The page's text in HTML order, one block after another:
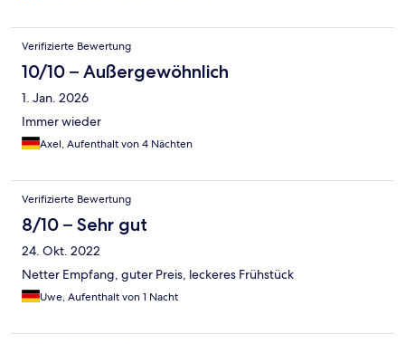
Verifizierte Bewertung
10/10 – Außergewöhnlich
1. Jan. 2026
Immer wieder
Axel, Aufenthalt von 4 Nächten
Verifizierte Bewertung
8/10 – Sehr gut
24. Okt. 2022
Netter Empfang, guter Preis, leckeres Frühstück
Uwe, Aufenthalt von 1 Nacht